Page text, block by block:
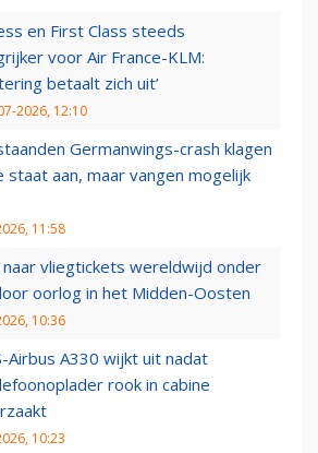
en First Class steeds
voor Air France-KLM:
betaalt zich uit’
2026, 12:10
Germanwings-crash klagen
staat aan, maar vangen mogelijk
11:58
naar vliegtickets wereldwijd onder
oorlog in het Midden-Oosten
10:36
Airbus A330 wijkt uit nadat
rook in cabine
10:23